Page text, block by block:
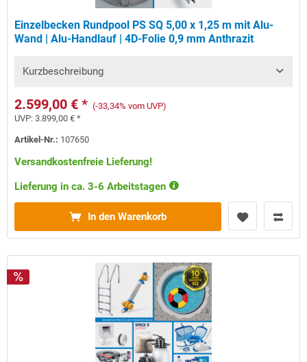
Einzelbecken Rundpool PS SQ 5,00 x 1,25 m mit Alu-
Wand | Alu-Handlauf | 4D-Folie 0,9 mm Anthrazit
Kurzbeschreibung
2.599,00 € * (-33,34% vom UVP)
UVP:3.899,00 € *
Artikel-Nr.: 107650
Versandkostenfreie Lieferung!
Lieferung in ca. 3-6 Arbeitstagen
In den Warenkorb